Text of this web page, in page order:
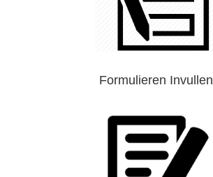
Formulieren Invullen